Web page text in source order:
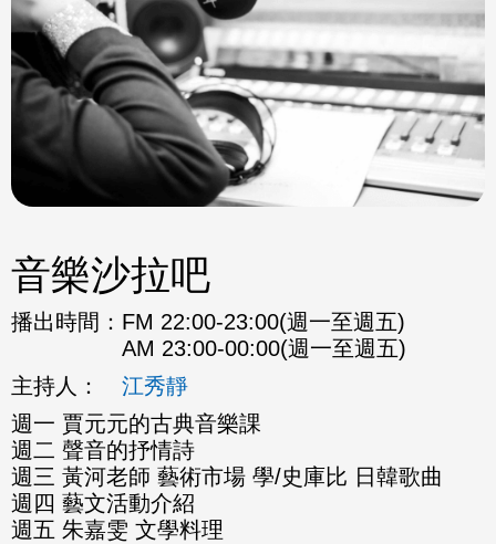
音樂沙拉吧
播出時間： FM 22:00-23:00(週一至週五)
AM 23:00-00:00(週一至週五)
主持人：
江秀靜
週一 賈元元的古典音樂課
週二 聲音的抒情詩
週三 黃河老師 藝術市場 學/史庫比 日韓歌曲
週四 藝文活動介紹
週五 朱嘉雯 文學料理